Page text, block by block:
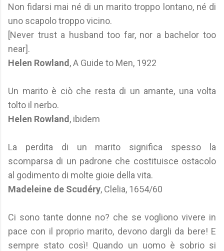
Non fidarsi mai né di un marito troppo lontano, né di
uno scapolo troppo vicino.
[Never trust a husband too far, nor a bachelor too
near].
Helen Rowland , A Guide to Men, 1922
Un marito è ciò che resta di un amante, una volta
tolto il nerbo.
Helen Rowland , ibidem
La perdita di un marito significa spesso la
scomparsa di un padrone che costituisce ostacolo
al godimento di molte gioie della vita.
Madeleine de Scudéry, Clelia, 1654/60
Ci sono tante donne no? che se vogliono vivere in
pace con il proprio marito, devono dargli da bere! E
sempre stato così! Quando un uomo è sobrio si